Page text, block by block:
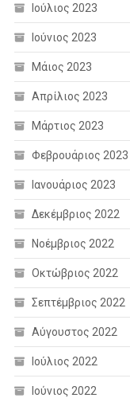
Ιούλιος 2023
Ιούνιος 2023
Μάιος 2023
Απρίλιος 2023
Μάρτιος 2023
Φεβρουάριος 2023
Ιανουάριος 2023
Δεκέμβριος 2022
Νοέμβριος 2022
Οκτώβριος 2022
Σεπτέμβριος 2022
Αύγουστος 2022
Ιούλιος 2022
Ιούνιος 2022